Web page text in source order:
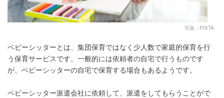
写真：PIXTA
ベビーシッターとは、集団保育ではなく少人数で家庭的保育を行
う保育サービスです。一般的には依頼者の自宅で行うものです
が、ベビーシッターの自宅で保育する場合もあるようです。
ベビーシッター派遣会社に依頼して、派遣をしてもらうことがで